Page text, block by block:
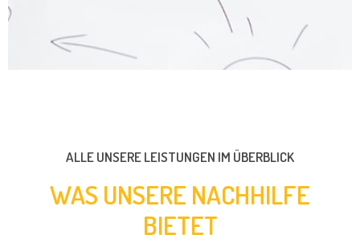
ALLE UNSERE LEISTUNGEN IM ÜBERBLICK
WAS UNSERE NACHHILFE
BIETET